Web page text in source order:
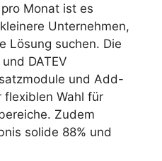
Monat ist es
Unternehmen,
Lösung suchen. Die
DATEV
und Add-
flexiblen Wahl für
Zudem
solide 88% und